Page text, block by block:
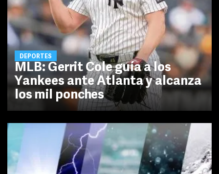
DEPORTES
MLB: Gerrit Cole guía a los
Yankees ante Atlanta y alcanza
los mil ponches